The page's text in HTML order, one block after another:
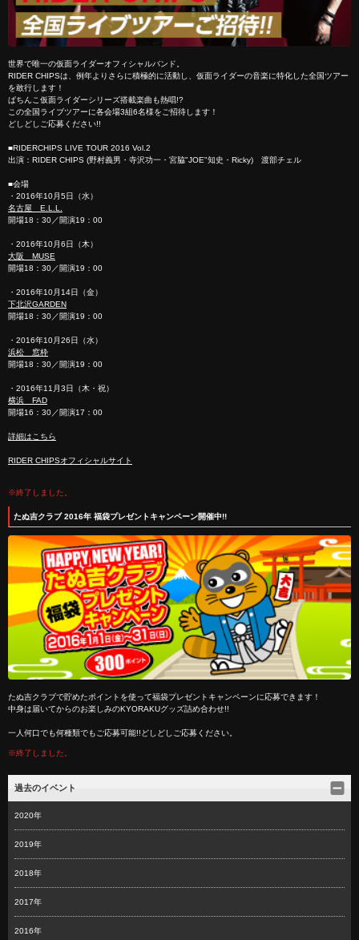
世界で唯一の仮面ライダーオフィシャルバンド。
RIDER CHIPSは、例年よりさらに積極的に活動し、仮面ライダーの音楽に特化した全国ツアー
を敢行します！
ぱちんこ仮面ライダーシリーズ搭載楽曲も熱唱!?
この全国ライブツアーに各会場3組6名様をご招待します！
どしどしご応募ください!!
■RIDERCHIPS LIVE TOUR 2016 Vol.2
出演：RIDER CHIPS (野村義男・寺沢功一・宮脇"JOE"知史・Ricky) 渡部チェル
■会場
・2016年10月5日（水）
名古屋 E.L.L.
開場18：30／開演19：00
・2016年10月6日（木）
大阪 MUSE
開場18：30／開演19：00
・2016年10月14日（金）
下北沢GARDEN
開場18：30／開演19：00
・2016年10月26日（水）
浜松 窓枠
開場18：30／開演19：00
・2016年11月3日（木・祝）
横浜 FAD
開場16：30／開演17：00
詳細はこちら
RIDER CHIPSオフィシャルサイト
※終了しました。
たぬ吉クラブ 2016年 福袋プレゼントキャンペーン開催中!!
たぬ吉クラブで貯めたポイントを使って福袋プレゼントキャンペーンに応募できます！
中身は届いてからのお楽しみのKYORAKUグッズ詰め合わせ!!
一人何口でも何種類でもご応募可能!!どしどしご応募ください。
※終了しました。
過去のイベント
2020年
2019年
2018年
2017年
2016年